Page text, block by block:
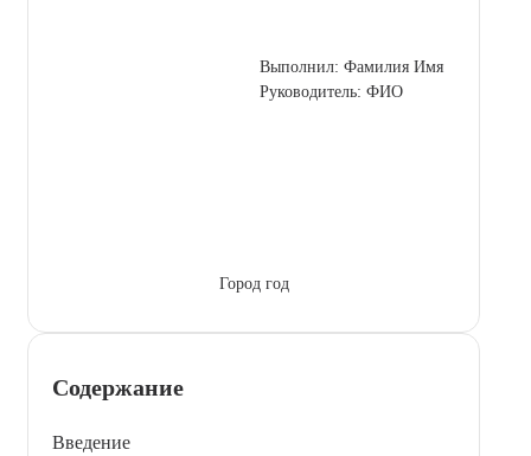
Выполнил: Фамилия Имя
Руководитель: ФИО
Город год
Содержание
Введение